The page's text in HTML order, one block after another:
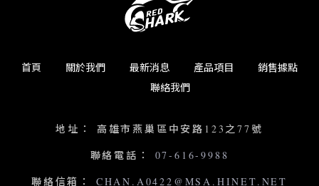
首頁 關於我們 最新消息 產品項目
銷售據點
聯絡我們
地址：
高雄市燕巢區中安路123之77號
聯絡電話：
07-616-9988
聯絡信箱： CHAN.A0422@MSA.HINET.NET